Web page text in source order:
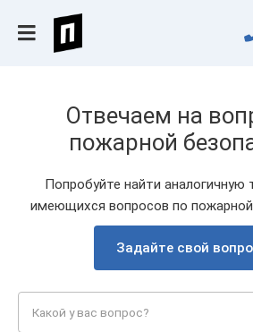
Отвечаем на
пожарной
Попробуйте найти аналогичную
имеющихся вопросов по
Задайте свой